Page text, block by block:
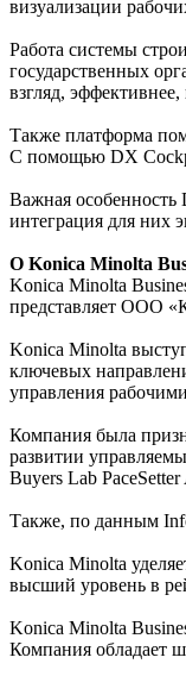
визуализации
Работа системы
государственных
взгляд,
Также платформа
С помощью DX
Важная особенность
интеграция для них
О Konica Minolta
Konica Minolta
представляет ООО
Konica Minolta
ключевых
управления
Компания была
развитии
Buyers Lab
Также, по данным
Konica Minolta
высший уровень в
Konica Minolta
Компания обладает